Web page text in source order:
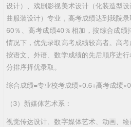
设计）、戏剧影视美术设计（化装造型
曲服装设计）专业，高考成绩达到我院
60％、高考成绩40％相加，按综合成绩
情况下，优先录取高考成绩较高者。高
按语文、外语、数学成绩的先后顺序进
分排序择优录取。
综合成绩=专业校考成绩×0.6+高考成绩
（3）新媒体艺术系：
视觉传达设计、数字媒体艺术、动画、